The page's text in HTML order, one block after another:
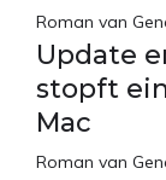
Roman van
Update
stopft
Mac
Roman van